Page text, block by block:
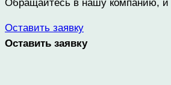
Обращайтесь в нашу компанию,
Оставить заявку
Оставить заявку